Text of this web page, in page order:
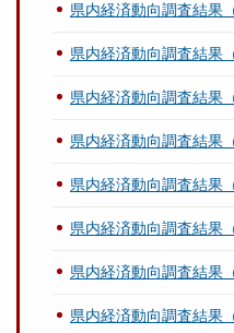
県内経済動向調査結果
県内経済動向調査結果
県内経済動向調査結果
県内経済動向調査結果
県内経済動向調査結果
県内経済動向調査結果
県内経済動向調査結果
県内経済動向調査結果